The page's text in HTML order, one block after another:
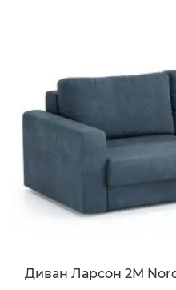
Диван Ларсон 2М